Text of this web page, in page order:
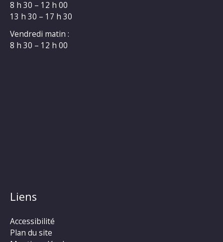
8 h 30 – 12 h 00
13 h 30 – 17 h 30
Vendredi matin :
8 h 30 – 12 h 00
Liens
Accessibilité
Plan du site